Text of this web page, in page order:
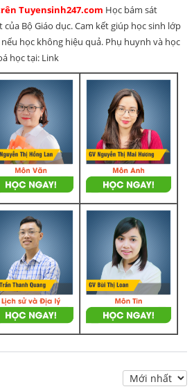
Tuyensinh247.com Học bám sát
Bộ Giáo dục. Cam kết giúp học sinh lớp
học không hiệu quả. Phụ huynh và học
học tại: Link